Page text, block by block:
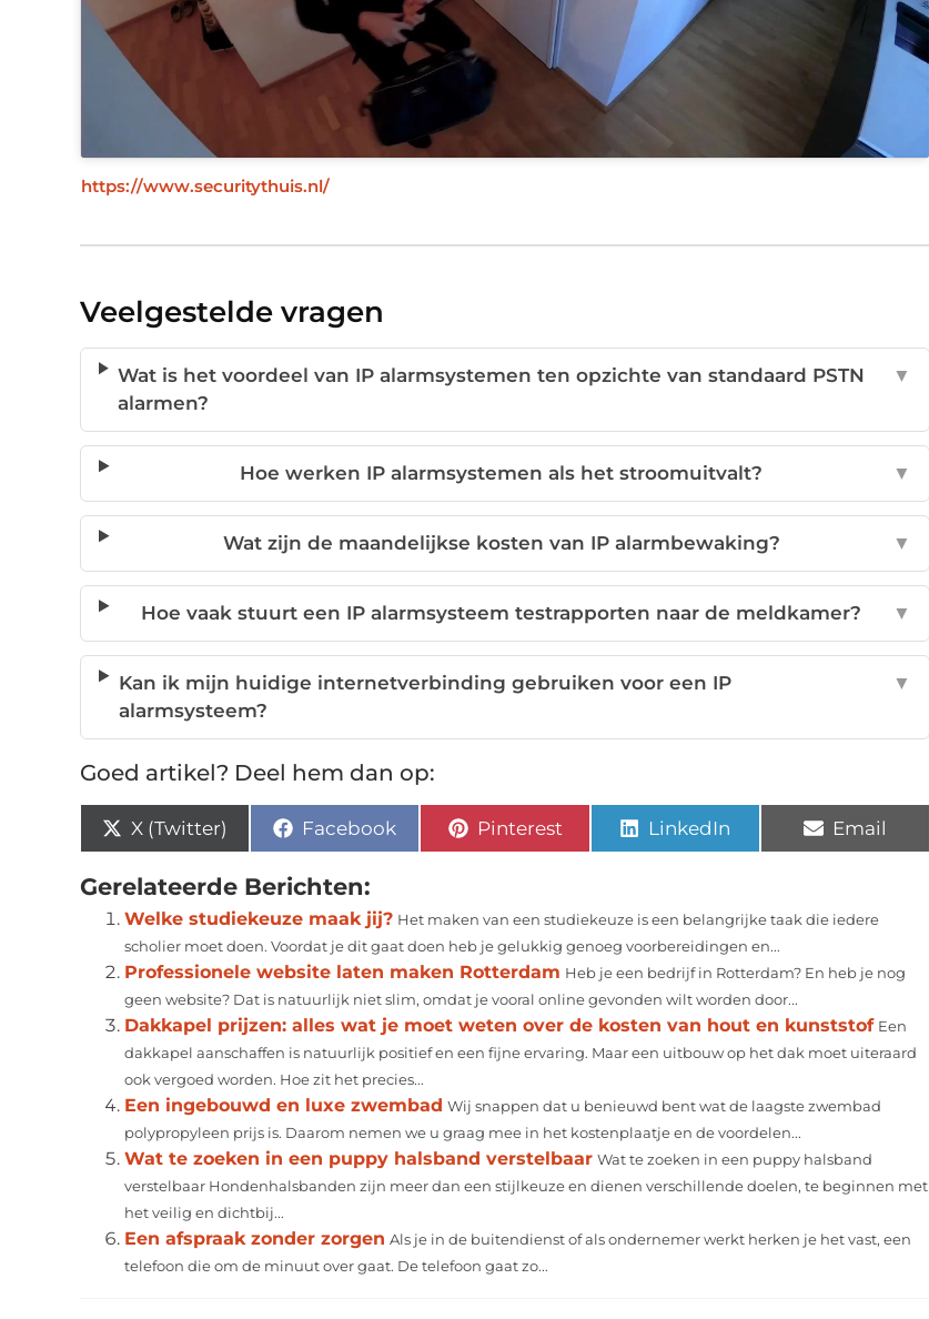
https://www.securitythuis.nl/
Veelgestelde vragen
Wat is het voordeel van IP alarmsystemen ten opzichte van standaard PSTN
alarmen?
▼
Hoe werken IP alarmsystemen als het stroomuitvalt? ▼
Wat zijn de maandelijkse kosten van IP alarmbewaking? ▼
Hoe vaak stuurt een IP alarmsysteem testrapporten naar de meldkamer? ▼
Kan ik mijn huidige internetverbinding gebruiken voor een IP
alarmsysteem?
▼
Goed artikel? Deel hem dan op:
X (Twitter) Facebook Pinterest LinkedIn Email
Gerelateerde Berichten:
Welke studiekeuze maak jij? Het maken van een studiekeuze is een belangrijke taak die iedere
scholier moet doen. Voordat je dit gaat doen heb je gelukkig genoeg voorbereidingen en...
Professionele website laten maken Rotterdam Heb je een bedrijf in Rotterdam? En heb je nog
geen website? Dat is natuurlijk niet slim, omdat je vooral online gevonden wilt worden door...
Dakkapel prijzen: alles wat je moet weten over de kosten van hout en kunststof Een
dakkapel aanschaffen is natuurlijk positief en een fijne ervaring. Maar een uitbouw op het dak moet uiteraard
ook vergoed worden. Hoe zit het precies...
Een ingebouwd en luxe zwembad Wij snappen dat u benieuwd bent wat de laagste zwembad
polypropyleen prijs is. Daarom nemen we u graag mee in het kostenplaatje en de voordelen...
Wat te zoeken in een puppy halsband verstelbaar Wat te zoeken in een puppy halsband
verstelbaar Hondenhalsbanden zijn meer dan een stijlkeuze en dienen verschillende doelen, te beginnen met
het veilig en dichtbij...
Een afspraak zonder zorgen Als je in de buitendienst of als ondernemer werkt herken je het vast, een
telefoon die om de minuut over gaat. De telefoon gaat zo...